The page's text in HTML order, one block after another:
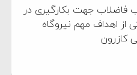
فاضلاب جهت بکارگیری در
از اهداف مهم نیروگاه
کازرون